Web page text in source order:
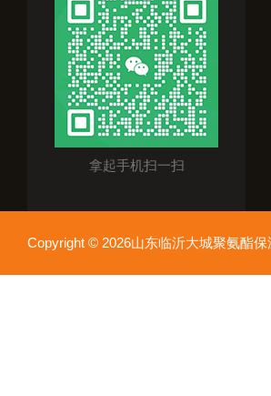
拿起手机扫一扫
Copyright © 2026山东临沂大城聚氨酯